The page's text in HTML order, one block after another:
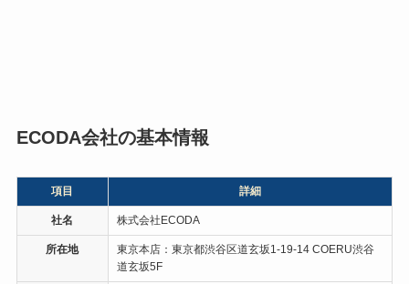
実際、契約、支払い、工事、助成金
セスは、すべて最初に説明を受けた
とおりにクリアできました。
ECODA会社の基本情報
項目 詳細
社名 株式会社ECODA
所在地
東京本店：東京都渋谷区道玄坂1-19-14 COERU渋谷
道玄坂5F